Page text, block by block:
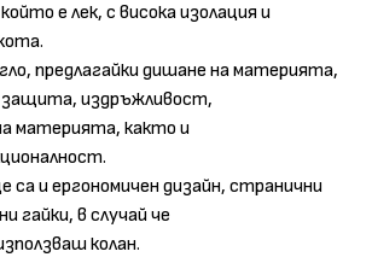
е лек, с висока изолация и
предлагайки дишане на материята,
защита, издръжливост,
материята, както и
са и ергономичен дизайн, странични
гайки, в случай че
колан.